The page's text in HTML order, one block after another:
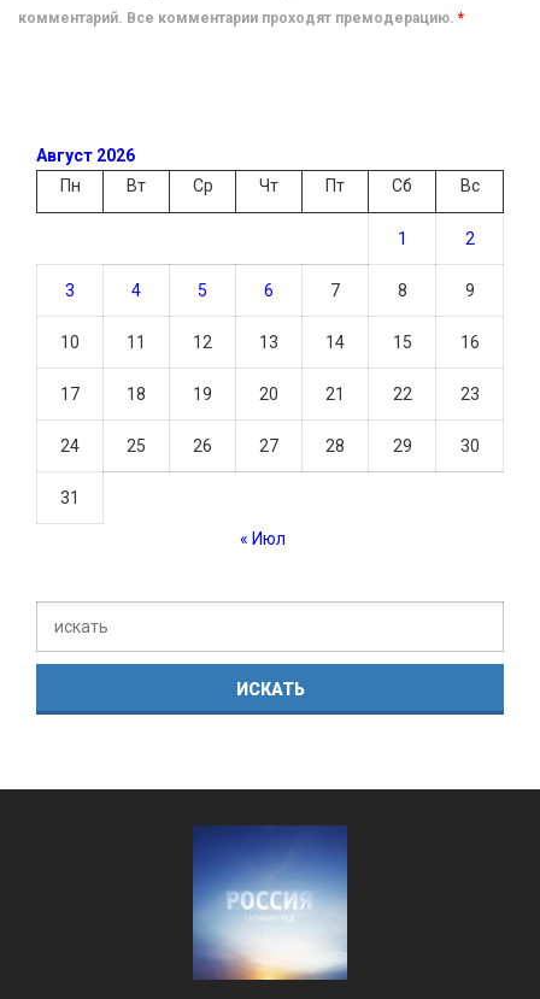
комментарий. Все комментарии проходят премодерацию. *
Август 2026
Пн
Вт Ср Чт Пт Сб Вс
1 2
3 4 5 6 7 8 9
10 11 12 13 14 15 16
17 18 19 20 21 22 23
24 25 26 27 28 29 30
31
« Июл